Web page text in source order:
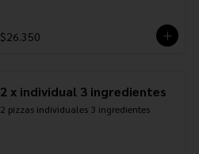
$26.350
2 x individual 3 ingredientes
2 pizzas individuales 3 ingredientes